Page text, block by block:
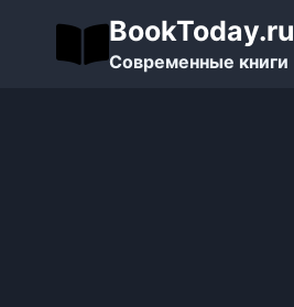
содержимому
BookToday.ru
Современные книги